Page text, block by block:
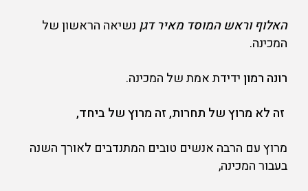
האלוף וראש המוסד מאיר דגן נשיאה הראשון של
המכינה.
רונה רמוןידידת אמת של המכינה.
זה לא מרוץ של תחרות,זה מרוץ של ביחד,
מרוץ עם הרבה אנשים טובים המתנדבים לאורך השנה
בעבור המכינה,